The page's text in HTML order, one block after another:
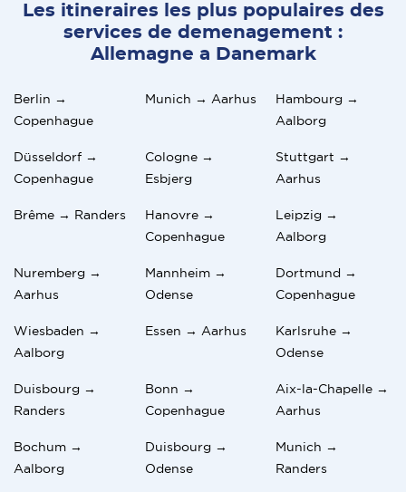
Les itineraires les plus populaires des
services de demenagement :
Allemagne a Danemark
Berlin →
Copenhague
Munich → Aarhus
Hambourg →
Aalborg
Düsseldorf →
Copenhague
Cologne →
Esbjerg
Stuttgart →
Aarhus
Brême → Randers
Hanovre →
Copenhague
Leipzig →
Aalborg
Nuremberg →
Aarhus
Mannheim →
Odense
Dortmund →
Copenhague
Wiesbaden →
Aalborg
Essen → Aarhus
Karlsruhe →
Odense
Duisbourg →
Randers
Bonn →
Copenhague
Aix-la-Chapelle →
Aarhus
Bochum →
Aalborg
Duisbourg →
Odense
Munich →
Randers